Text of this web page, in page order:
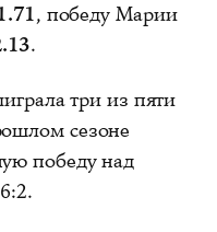
, победу Марии
.
три из пяти
сезоне
победу над